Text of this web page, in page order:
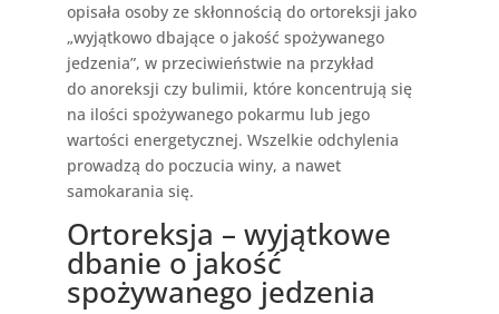
opisała osoby ze skłonnością do ortoreksji jako
„wyjątkowo dbające o jakość spożywanego
jedzenia”, w przeciwieństwie na przykład
do anoreksji czy bulimii, które koncentrują się
na ilości spożywanego pokarmu lub jego
wartości energetycznej. Wszelkie odchylenia
prowadzą do poczucia winy, a nawet
samokarania się.
Ortoreksja – wyjątkowe
dbanie o jakość
spożywanego jedzenia